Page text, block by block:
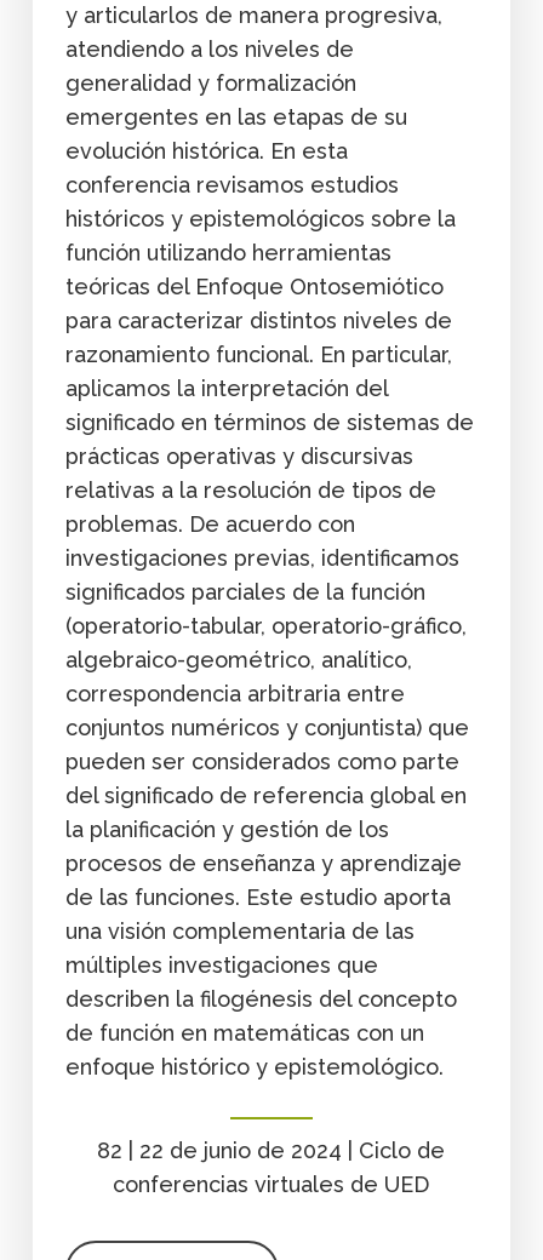
y articularlos de manera progresiva,
atendiendo a los niveles de
generalidad y formalización
emergentes en las etapas de su
evolución histórica. En esta
conferencia revisamos estudios
históricos y epistemológicos sobre la
función utilizando herramientas
teóricas del Enfoque Ontosemiótico
para caracterizar distintos niveles de
razonamiento funcional. En particular,
aplicamos la interpretación del
significado en términos de sistemas de
prácticas operativas y discursivas
relativas a la resolución de tipos de
problemas. De acuerdo con
investigaciones previas, identificamos
significados parciales de la función
(operatorio-tabular, operatorio-gráfico,
algebraico-geométrico, analítico,
correspondencia arbitraria entre
conjuntos numéricos y conjuntista) que
pueden ser considerados como parte
del significado de referencia global en
la planificación y gestión de los
procesos de enseñanza y aprendizaje
de las funciones. Este estudio aporta
una visión complementaria de las
múltiples investigaciones que
describen la filogénesis del concepto
de función en matemáticas con un
enfoque histórico y epistemológico.
82 | 22 de junio de 2024 | Ciclo de
conferencias virtuales de UED